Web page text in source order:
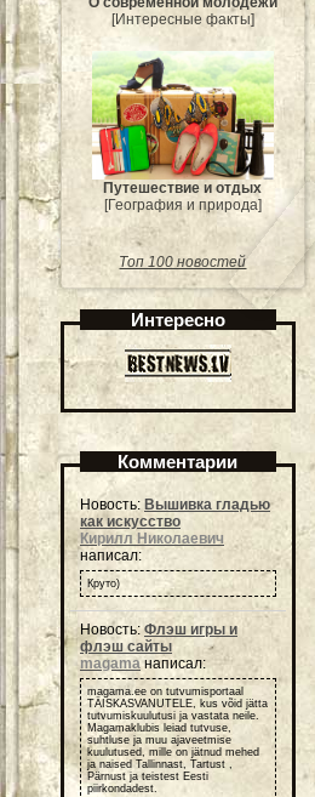
[Интересные факты]
Путешествие и отдых
[География и природа]
Топ 100 новостей
Интересно
Комментарии
Новость: Вышивка гладью
как искусство
Кирилл Николаевич
написал:
Круто)
Новость:Флэш игры и
флэш сайты
magamaнаписал:
magama.ee on tutvumisportaal
TÄISKASVANUTELE, kus võid jätta
tutvumiskuulutusi ja vastata neile.
Magamaklubis leiad tutvuse,
suhtluse ja muu ajaveetmise
kuulutused, mille on jätnud mehed
ja naised Tallinnast, Tartust ,
Pärnust ja teistest Eesti
piirkondadest.